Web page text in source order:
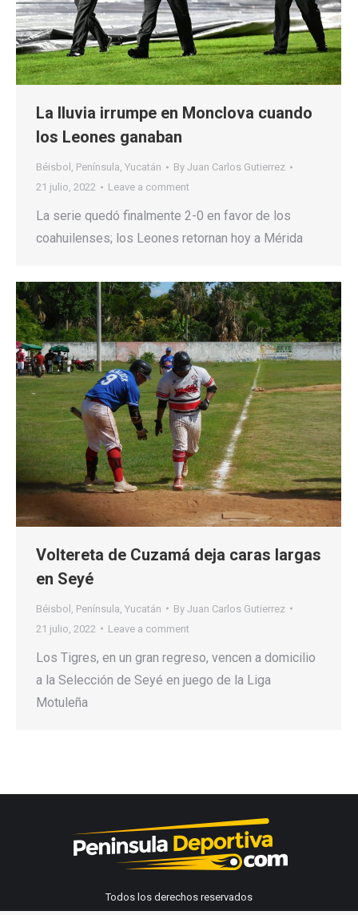
La lluvia irrumpe en Monclova cuando
los Leones ganaban
Béisbol , Península, Yucatán By Juan Carlos Gutierrez
21 julio, 2022
Leave a comment
La serie quedó finalmente 2-0 en favor de los
coahuilenses; los Leones retornan hoy a Mérida
Voltereta de Cuzamá deja caras largas
en Seyé
Béisbol Península Yucatán By Juan Carlos Gutierrez
21 julio, 2022
Leave a comment
Los Tigres, en un gran regreso, vencen a domicilio
a la Selección de Seyé en juego de la Liga
Motuleña
Todos los derechos reservados